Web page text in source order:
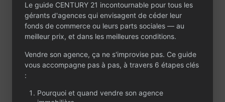
particulièrement
attractif, porté par
une clientèle de
résidents principaux
et secondaires, un
cadre de vie
recherché et une
activité immobilière
soutenue tout au long
Le guide CENTURY 21 incontournable pour tous les
gérants d'agences qui envisagent de céder leur
fonds de commerce ou leurs parts sociales — au
meilleur prix, et dans les meilleures conditions.
Vendre son agence, ça ne s'improvise pas. Ce guide
vous accompagne pas à pas, à travers 6 étapes clés
:
Pourquoi et quand vendre son agence